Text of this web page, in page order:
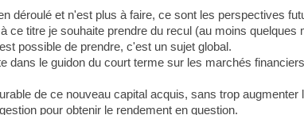
déroulé et n'est plus à faire, ce sont les perspectives
ce titre je souhaite prendre du recul (au moins
possible de prendre, c'est un sujet global.
dans le guidon du court terme sur les marchés
de ce nouveau capital acquis, sans trop
pour obtenir le rendement en question.